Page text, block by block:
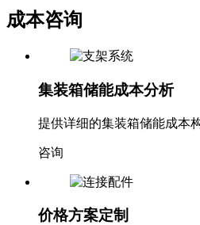
成本咨询
集装箱储能成本分析
提供详细的集装箱储能成本
咨询
价格方案定制